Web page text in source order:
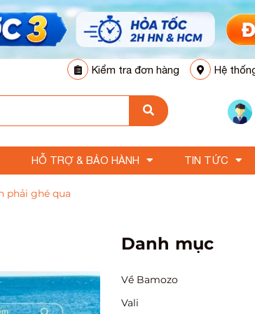
Kiểm tra đơn hàng Hệ
HỖ TRỢ & BẢO HÀNH TIN TỨC
phải ghé qua
Danh mục
Về Bamozo
Vali